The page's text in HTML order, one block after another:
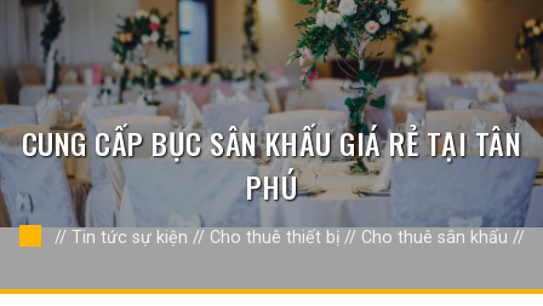
CUNG CẤP BỤC SÂN KHẤU GIÁ RẺ TẠI TÂN
PHÚ
// Tin tức sự kiện // Cho thuê thiết bị// Cho thuê sân khấu //